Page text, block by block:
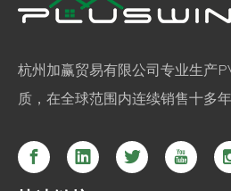
杭州加赢贸易有限公司专业生产
质，在全球范围内连续销售十多年